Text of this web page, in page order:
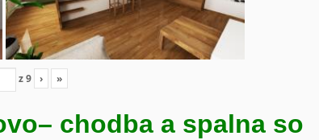
z9 › »
– chodba a spalna so